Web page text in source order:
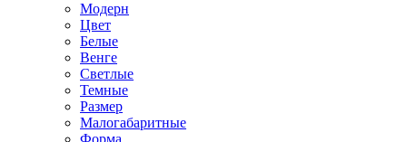
Модерн
Цвет
Белые
Венге
Светлые
Темные
Размер
Малогабаритные
Форма